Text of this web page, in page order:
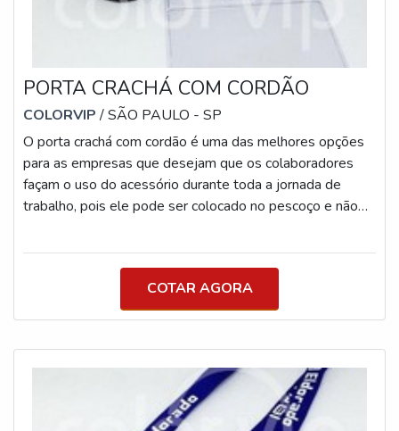
PORTA CRACHÁ COM CORDÃO
COLORVIP/ SÃO PAULO - SP
O porta crachá com cordão é uma das melhores opções
para as empresas que desejam que os colaboradores
façam o uso do acessório durante toda a jornada de
trabalho, pois ele pode ser colocado no pescoço e não
volume.INFORMAÇÕES SOBRE PORTA CRACHÁ
COM CORDA Além de ser utilizado em organizações, o
artefato é ideal para ser utilizado em eventos que
possuem credencial, principalmente quando são de
rasga com faci
COTAR AGORA